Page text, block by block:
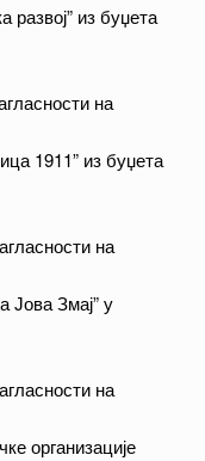
из буџета
на
1911” из буџета
на
Јова Змај” у
на
организације